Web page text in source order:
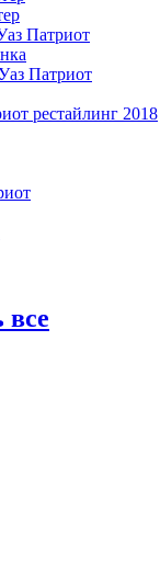
Патриот
Патриот
рестайлинг 2018
все